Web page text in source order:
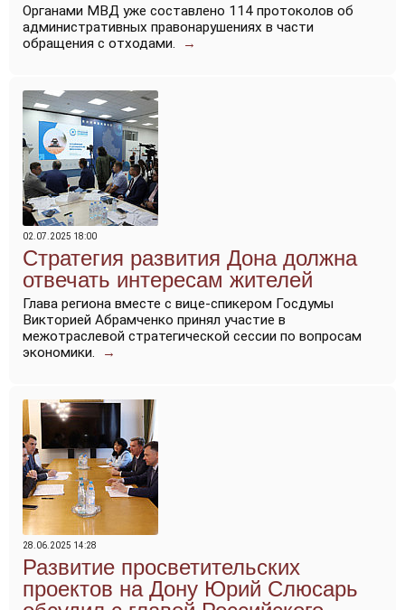
Органами МВД уже составлено 114 протоколов об
административных правонарушениях в части
обращения с отходами.
→
02.07.2025 18:00
Стратегия развития Дона должна
отвечать интересам жителей
Глава региона вместе с вице-спикером Госдумы
Викторией Абрамченко принял участие в
межотраслевой стратегической сессии по вопросам
экономики.
→
28.06.2025 14:28
Развитие просветительских
проектов на Дону Юрий Слюсарь